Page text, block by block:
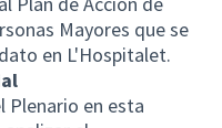
Mayores que se
en L'Hospitalet.
Plenario en esta